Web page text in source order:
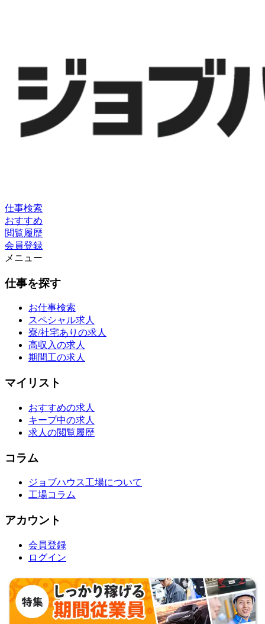
仕事検索
おすすめ
閲覧履歴
会員登録
メニュー
仕事を探す
お仕事検索
スペシャル求人
寮/社宅ありの求人
高収入の求人
期間工の求人
マイリスト
おすすめの求人
キープ中の求人
求人の閲覧履歴
コラム
ジョブハウス工場について
工場コラム
アカウント
会員登録
ログイン